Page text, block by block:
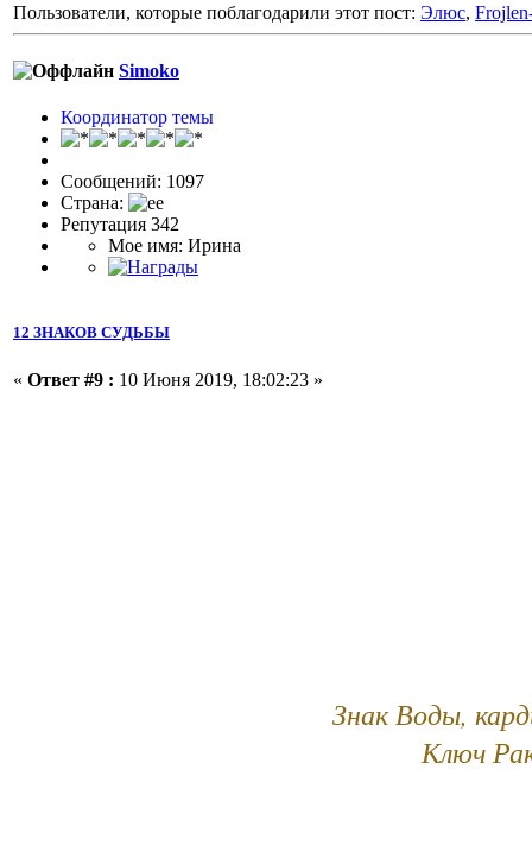
Пользователи, которые поблагодарили этот пост: Элюс,
Simoko
Координатор темы
Сообщений: 1097
Страна:
Репутация 342
Мое имя: Ирина
12 ЗНАКОВ СУДЬБЫ
« Ответ #9 : 10 Июня 2019, 18:02:23 »
Знак Воды,
Ключ